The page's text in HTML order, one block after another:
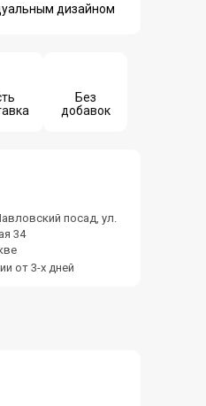
Без
добавок
посад, ул.
34
от 3-х дней
дизайном